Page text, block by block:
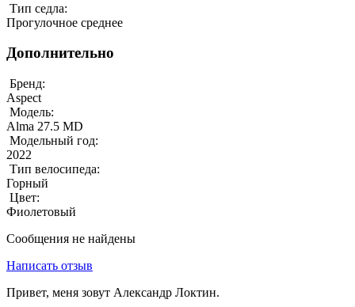
Тип седла:
Прогулочное среднее
Дополнительно
Бренд:
Aspect
Модель:
Alma 27.5 MD
Модельный год:
2022
Тип велосипеда:
Горный
Цвет:
Фиолетовый
Сообщения не найдены
Написать отзыв
Привет, меня зовут Александр Локтин.